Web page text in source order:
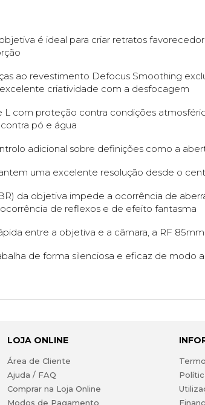
é ideal para criar retratos
ao revestimento Defocus Smoothing
criatividade com a desfocagem
L com proteção contra condições
pó e água
adicional sobre definições como a
uma excelente resolução desde o
da objetiva impede a ocorrência de
de reflexos e de efeito fantasma
entre a objetiva e a câmara, a RF
de forma silenciosa e eficaz de modo
LOJA ONLINE
Área de Cliente
Ajuda / FAQ
Comprar na Loja Online
Modos de Pagamento